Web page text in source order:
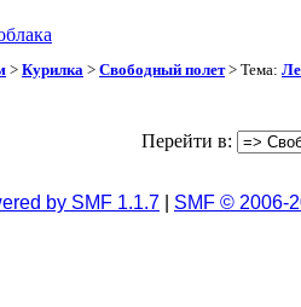
> Курилка > Свободный полет> Тема:
Перейти в:
by SMF 1.1.7 SMF © 2006-